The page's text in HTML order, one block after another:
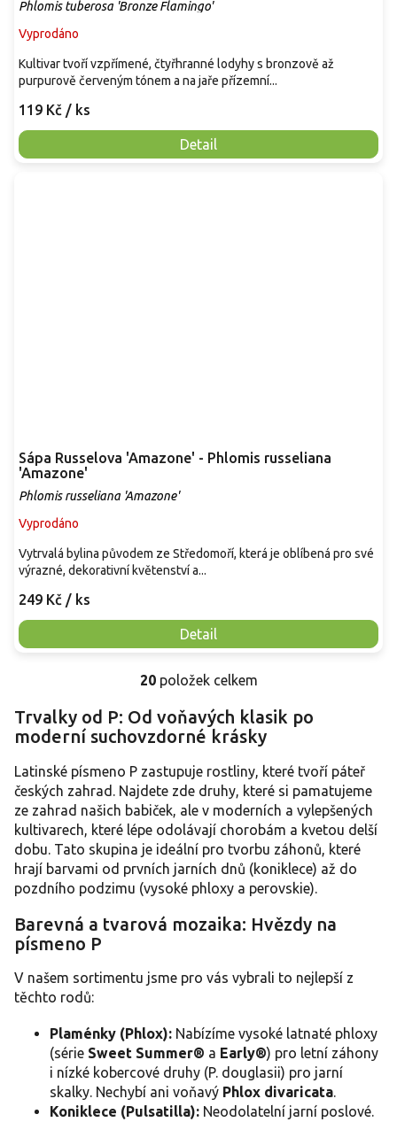
Phlomis tuberosa 'Bronze Flamingo'
Vyprodáno
119 Kč / ks
Detail
Kultivar tvoří vzpřímené, čtyřhranné lodyhy s bronzově až
purpurově červeným tónem a na jaře přízemní...
Sápa Russelova 'Amazone' - Phlomis russeliana
'Amazone'
Phlomis russeliana 'Amazone'
Vyprodáno
249 Kč / ks
Detail
Vytrvalá bylina původem ze Středomoří, která je oblíbená pro své
výrazné, dekorativní květenství a...
O
l
á
a
c
í
p
r
v
k
y
ý
s
20položek celkem
Trvalky od P: Od voňavých klasik po
moderní suchovzdorné krásky
Latinské písmeno P zastupuje rostliny, které tvoří páteř
českých zahrad. Najdete zde druhy, které si pamatujeme
ze zahrad našich babiček, ale v moderních a vylepšených
kultivarech, které lépe odolávají chorobám a kvetou delší
dobu. Tato skupina je ideální pro tvorbu záhonů, které
hrají barvami od prvních jarních dnů (koniklece) až do
pozdního podzimu (vysoké phloxy a perovskie).
Barevná a tvarová mozaika: Hvězdy na
písmeno P
V našem sortimentu jsme pro vás vybrali to nejlepší z
těchto rodů:
Plaménky (Phlox): Nabízíme vysoké latnaté phloxy
(série Sweet Summer® a Early®) pro letní záhony
i nízké kobercové druhy (P. douglasii) pro jarní
skalky. Nechybí ani voňavý Phlox divaricata.
Koniklece (Pulsatilla): Neodolatelní jarní poslové.